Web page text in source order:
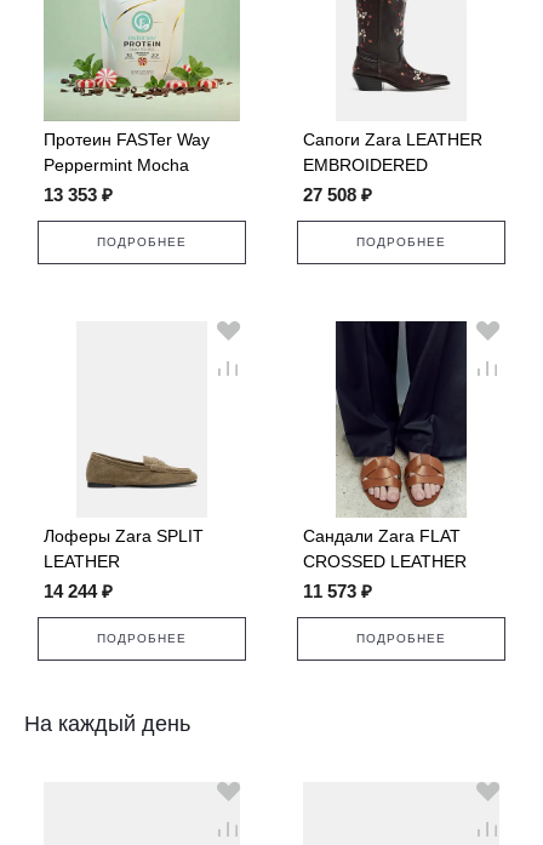
Протеин FASTer Way
Peppermint Mocha
13 353 ₽
ПОДРОБНЕЕ
Сапоги Zara LEATHER
EMBROIDERED
COWBOY
27 508 ₽
ПОДРОБНЕЕ
Лоферы Zara SPLIT
LEATHER
14 244 ₽
ПОДРОБНЕЕ
Сандали Zara FLAT
CROSSED LEATHER
SANDALS
11 573 ₽
ПОДРОБНЕЕ
На каждый день